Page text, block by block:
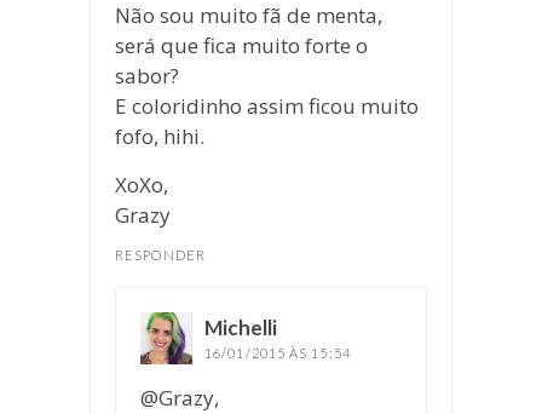
Não sou muito fã de menta,
será que fica muito forte o
sabor?
E coloridinho assim ficou muito
fofo, hihi.
XoXo,
Grazy
RESPONDER
Michelli
16/01/2015 ÀS 15:54
@Grazy,